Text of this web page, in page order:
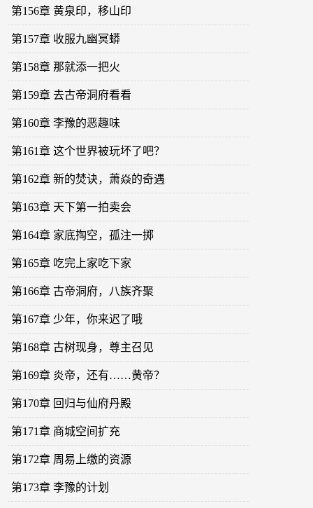
第156章 黄泉印，移山印
第157章 收服九幽冥蟒
第158章 那就添一把火
第159章 去古帝洞府看看
第160章 李豫的恶趣味
第161章 这个世界被玩坏了吧？
第162章 新的焚诀，萧焱的奇遇
第163章 天下第一拍卖会
第164章 家底掏空，孤注一掷
第165章 吃完上家吃下家
第166章 古帝洞府，八族齐聚
第167章 少年，你来迟了哦
第168章 古树现身，尊主召见
第169章 炎帝，还有……黄帝？
第170章 回归与仙府丹殿
第171章 商城空间扩充
第172章 周易上缴的资源
第173章 李豫的计划